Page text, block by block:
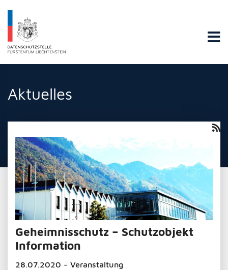
Datenschutzstelle Fürstentums Liechtenstein
Aktuelles
Geheimnisschutz – Schutzobjekt
Information
28.07.2020 - Veranstaltung